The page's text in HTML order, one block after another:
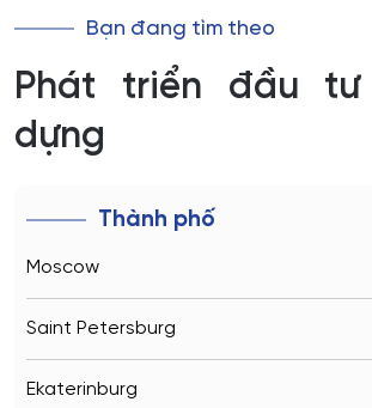
Bạn đang tìm theo
Phát triển đầu
dựng
Thành phố
Moscow
Saint Petersburg
Ekaterinburg